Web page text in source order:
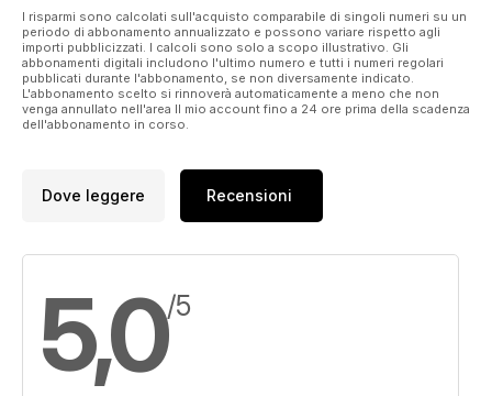
I risparmi sono calcolati sull'acquisto comparabile di singoli numeri su un
periodo di abbonamento annualizzato e possono variare rispetto agli
importi pubblicizzati. I calcoli sono solo a scopo illustrativo. Gli
abbonamenti digitali includono l'ultimo numero e tutti i numeri regolari
pubblicati durante l'abbonamento, se non diversamente indicato.
L'abbonamento scelto si rinnoverà automaticamente a meno che non
venga annullato nell'area Il mio account fino a 24 ore prima della scadenza
dell'abbonamento in corso.
Dove leggere Recensioni
5,0/5